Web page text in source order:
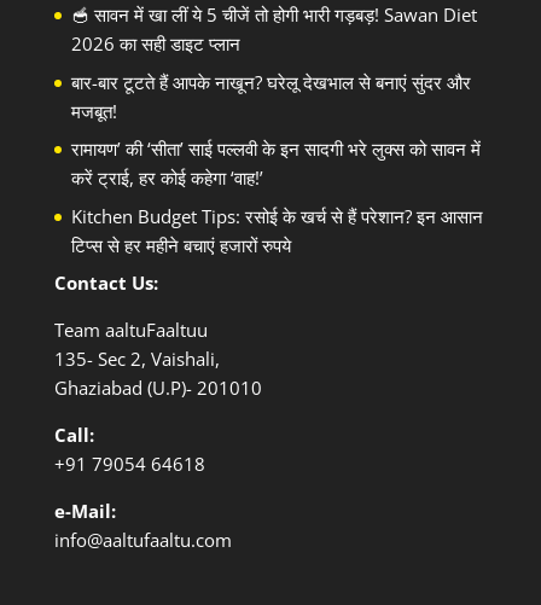
🥣 सावन में खा लीं ये 5 चीजें तो होगी भारी गड़बड़! Sawan Diet
2026 का सही डाइट प्लान
बार-बार टूटते हैं आपके नाखून? घरेलू देखभाल से बनाएं सुंदर और
मजबूत!
रामायण’ की ‘सीता’ साई पल्लवी के इन सादगी भरे लुक्स को सावन में
करें ट्राई, हर कोई कहेगा ‘वाह!’
Kitchen Budget Tips: रसोई के खर्च से हैं परेशान? इन आसान
टिप्स से हर महीने बचाएं हजारों रुपये
Contact Us:
Team aaltuFaaltuu
135- Sec 2, Vaishali,
Ghaziabad (U.P)- 201010
Call:
+91 79054 64618
e-Mail:
info@aaltufaaltu.com